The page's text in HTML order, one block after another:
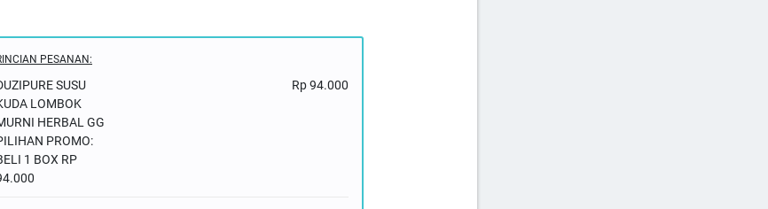
PESANAN:
SUSU
LOMBOK
HERBAL GG
PROMO:
1 BOX RP
Rp 94.000